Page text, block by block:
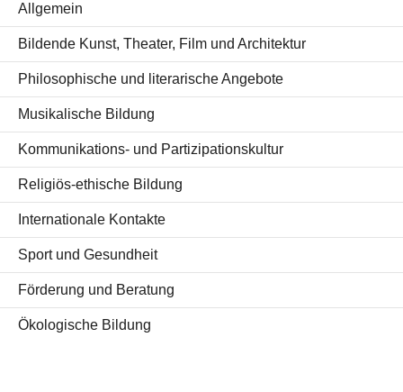
Allgemein
Bildende Kunst, Theater, Film und Architektur
Philosophische und literarische Angebote
Musikalische Bildung
Kommunikations- und Partizipationskultur
Religiös-ethische Bildung
Internationale Kontakte
Sport und Gesundheit
Förderung und Beratung
Ökologische Bildung